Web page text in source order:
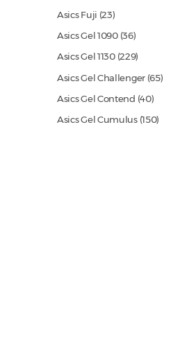
Asics Fuji (23)
Asics Gel 1090(36)
Asics Gel 1130(229)
Asics Gel Challenger (65)
Asics Gel Contend (40)
Asics Gel Cumulus(150)